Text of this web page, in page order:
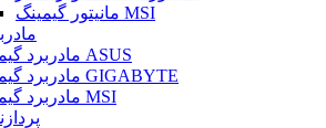
مانیتور گیمینگ MSI
مادربرد گیمینگ ASUS
مادربرد گیمینگ GIGABYTE
مادربرد گیمینگ MSI